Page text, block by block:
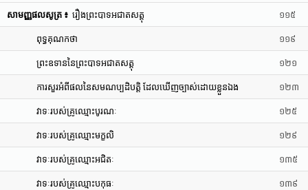
សាមញ្ញផលសូត្រ ៖ រឿងព្រះបាទអជាតសត្តុ ១១៥
ពុទ្ធគុណកថា ១១៩
ព្រះឧទាននៃព្រះបាទអជាតសត្តុ ១២១
ការសួរអំពីផលនៃសមណប្បដិបត្តិ ដែលឃើញច្បាស់ដោយខ្លួនឯង ១២៣
វាទៈរបស់គ្រូឈ្មោះបូរណៈ ១២៥
វាទៈរបស់គ្រូឈ្មោះមក្ខលិ ១២៩
វាទៈរបស់គ្រូឈ្មោះអជិតៈ ១៣៥
វាទៈរបស់គ្រូឈ្មោះបកុធៈ ១៣៩